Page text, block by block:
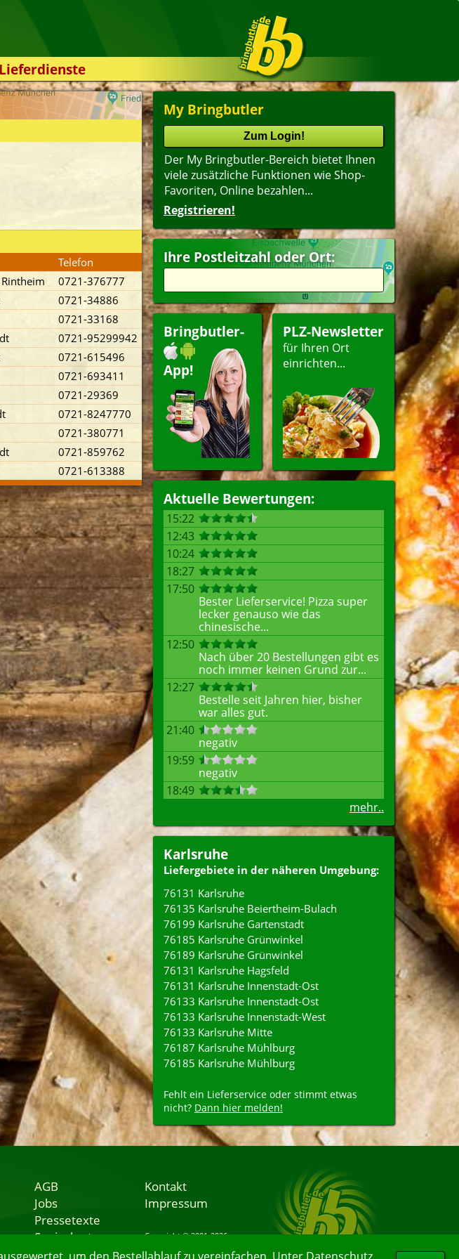
My Bringbutler
Der My Bringbutler-Bereich bietet Ihnen
viele zusätzliche Funktionen wie Shop-
Favoriten, Online bezahlen...
Registrieren!
Ihre Postleitzahl oder Ort:
Bringbutler-
App!
PLZ-Newsletter
für Ihren Ort
einrichten...
Aktuelle Bewertungen:
15:22
12:43
10:24
18:27
17:50
Bester Lieferservice! Pizza super
lecker genauso wie das
chinesische...
12:50
Nach über 20 Bestellungen gibt es
noch immer keinen Grund zur...
12:27
Bestelle seit Jahren hier, bisher
war alles gut.
21:40
negativ
19:59
negativ
18:49
mehr..
Karlsruhe
Liefergebiete in der näheren Umgebung:
76131 Karlsruhe
76135 Karlsruhe Beiertheim-Bulach
76199 Karlsruhe Gartenstadt
76185 Karlsruhe Grünwinkel
76189 Karlsruhe Grünwinkel
76131 Karlsruhe Hagsfeld
76131 Karlsruhe Innenstadt-Ost
76133 Karlsruhe Innenstadt-Ost
76133 Karlsruhe Innenstadt-West
76133 Karlsruhe Mitte
76187 Karlsruhe Mühlburg
76185 Karlsruhe Mühlburg
Fehlt ein Lieferservice oder stimmt etwas
nicht? Dann hier melden!
Telefon
0721-376777
0721-34886
0721-33168
0721-95299942
0721-615496
0721-693411
0721-29369
0721-8247770
0721-380771
0721-859762
0721-613388
AGB
Jobs
Pressetexte
Speisekarten
Lieferservice
Kontakt
Impressum
Copyright © 2001-2026
06.08.2026 16:58:30